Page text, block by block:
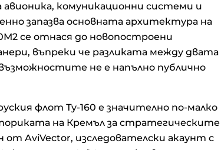
авионика, комуникационни системи и
запазва основната архитектура на
се отнася до новопостроени
въпреки че разликата между двата
не е напълно публично
флот Ту-160 е значително по-малко
на Кремъл за стратегическите
от AviVector, изследователски акаунт с